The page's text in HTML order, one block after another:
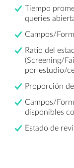
Tiempo
queries
Campos/
Ratio del
(Screening/
por estudio/
Proporción
Campos/
disponibles
Estado de